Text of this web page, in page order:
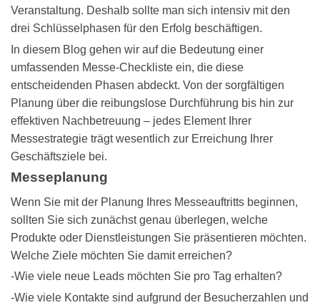
Veranstaltung. Deshalb sollte man sich intensiv mit den
drei Schlüsselphasen für den Erfolg beschäftigen.
In diesem Blog gehen wir auf die Bedeutung einer
umfassenden Messe-Checkliste ein, die diese
entscheidenden Phasen abdeckt. Von der sorgfältigen
Planung über die reibungslose Durchführung bis hin zur
effektiven Nachbetreuung – jedes Element Ihrer
Messestrategie trägt wesentlich zur Erreichung Ihrer
Geschäftsziele bei.
Messeplanung
Wenn Sie mit der Planung Ihres Messeauftritts beginnen,
sollten Sie sich zunächst genau überlegen, welche
Produkte oder Dienstleistungen Sie präsentieren möchten.
Welche Ziele möchten Sie damit erreichen?
-Wie viele neue Leads möchten Sie pro Tag erhalten?
-Wie viele Kontakte sind aufgrund der Besucherzahlen und